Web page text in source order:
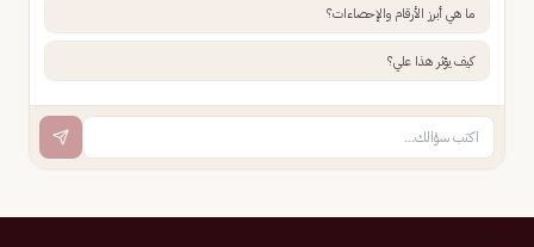
ما هي أبرز الأرقام والإحصاءات؟
كيف يؤثر هذا علي؟